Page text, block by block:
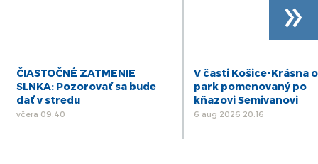
ČIASTOČNÉ ZATMENIE
SLNKA: Pozorovať sa bude
dať v stredu
včera 09:40
V časti Košice-Krásna
park pomenovaný po
kňazovi Semivanovi
6 aug 2026 20:16
»